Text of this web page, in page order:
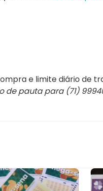
e limite diário de
de pauta para (71)